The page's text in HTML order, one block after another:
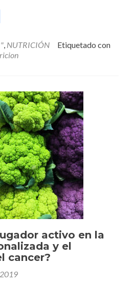
la
, NUTRICIÓN
Etiquetado con
activo en la
y el
cancer?